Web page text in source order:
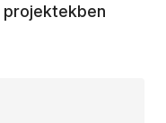
projektekben